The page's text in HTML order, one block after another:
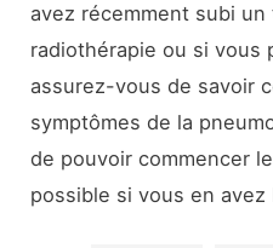
avez récemment subi
radiothérapie ou si vous
assurez-vous de savoir
symptômes de la
de pouvoir commencer
possible si vous en avez